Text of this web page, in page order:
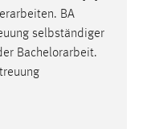
BA
selbständiger
Bachelorarbeit.